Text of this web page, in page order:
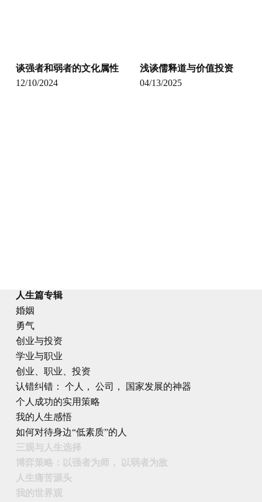
谈强者和弱者的文化属性
12/10/2024
浅谈儒释道与价值投资
04/13/2025
人生篇专辑
婚姻
勇气
创业与投资
学业与职业
创业、职业、投资
认错纠错： 个人， 公司， 国家发展的神器
个人成功的实用策略
我的人生感悟
如何对待身边“低素质”的人
三观与人生选择
博弈策略：以强者为师， 以弱者为敌
人生痛苦源头
我的世界观